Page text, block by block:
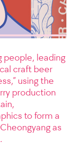
people, leading
craft beer
using the
production
to form a
as